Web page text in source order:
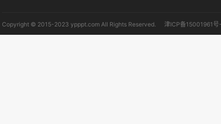
Copyright © 2015-2023 ypppt.com All Rights Reserved. 津ICP备15001961号